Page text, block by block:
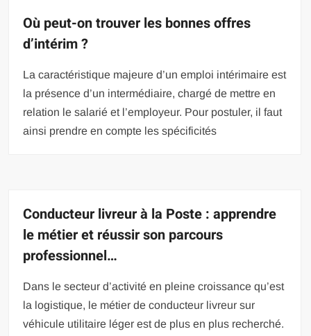
Où peut-on trouver les bonnes offres
d’intérim ?
La caractéristique majeure d’un emploi intérimaire est
la présence d’un intermédiaire, chargé de mettre en
relation le salarié et l’employeur. Pour postuler, il faut
ainsi prendre en compte les spécificités
Conducteur livreur à la Poste : apprendre
le métier et réussir son parcours
professionnel…
Dans le secteur d’activité en pleine croissance qu’est
la logistique, le métier de conducteur livreur sur
véhicule utilitaire léger est de plus en plus recherché.